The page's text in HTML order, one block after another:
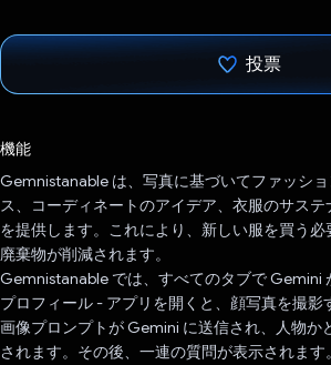
投票
機能
Gemnistanable は、写真に基づいてファッシ
ス、コーディネートのアイデア、衣服のサス
を提供します。これにより、新しい服を買う
廃棄物が削減されます。
Gemnistanable では、すべてのタブで Gemini
プロフィール - アプリを開くと、顔写真を撮影
画像プロンプトが Gemini に送信され、人物か
されます。その後、一連の質問が表示されま